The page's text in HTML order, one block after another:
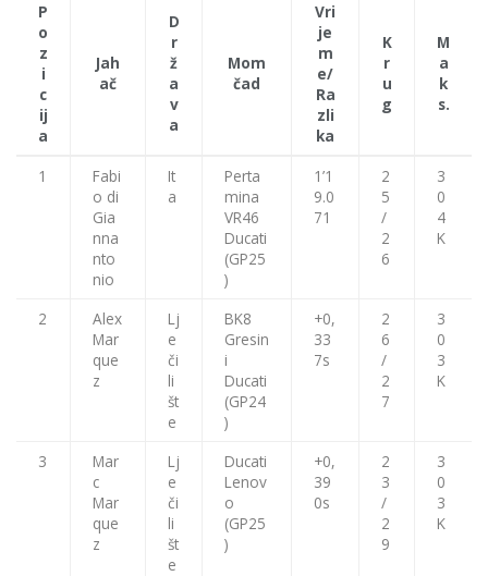
P
o
z
i
c
ij
a
Jah
ač
D
r
ž
a
v
a
Mom
čad
Vri
je
m
e/
Ra
zli
ka
K
r
u
g
M
a
k
s.
1
Fabi
o di
Gia
nna
nto
nio
It
a
Perta
mina
VR46
Ducati
(GP25
)
1’1
9.0
71
2
5
/
2
6
3
0
4
K
2
Alex
Mar
que
z
Lj
e
či
li
št
e
BK8
Gresin
i
Ducati
(GP24
)
+0,
33
7s
2
6
/
2
7
3
0
3
K
3
Mar
c
Mar
que
z
Lj
e
či
li
št
e
Ducati
Lenov
o
(GP25
)
+0,
39
0s
2
3
/
2
9
3
0
3
K